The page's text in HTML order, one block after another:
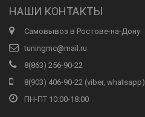
НАШИ КОНТАКТЫ
Самовывоз в Ростове-на-Дону
tuningmc@mail.ru
8(863) 256-90-22
8(903) 406-90-22 (viber, whatsapp)
ПН-ПТ 10:00-18:00